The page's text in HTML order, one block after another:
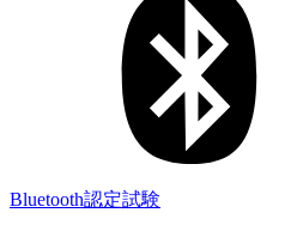
Bluetooth認定試験